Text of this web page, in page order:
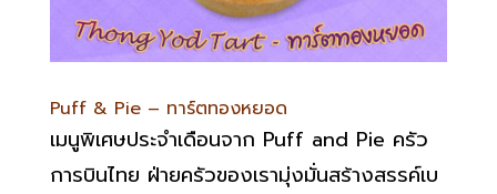
Puff & Pie – ทาร์ตทองหยอด
เมนูพิเศษประจำเดือนจาก Puff and Pie ครัว
การบินไทย ฝ่ายครัวของเรามุ่งมั่นสร้างสรรค์เบ